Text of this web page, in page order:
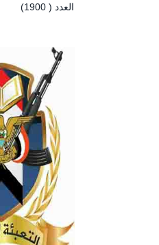
العدد ( 1900)